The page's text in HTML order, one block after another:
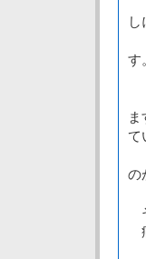
し
す
て
の